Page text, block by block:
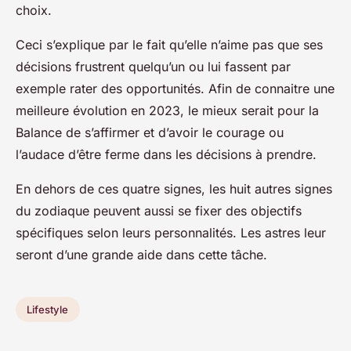
choix.
Ceci s’explique par le fait qu’elle n’aime pas que ses
décisions frustrent quelqu’un ou lui fassent par
exemple rater des opportunités. Afin de connaitre une
meilleure évolution en 2023, le mieux serait pour la
Balance de s’affirmer et d’avoir le courage ou
l’audace d’être ferme dans les décisions à prendre.
En dehors de ces quatre signes, les huit autres signes
du zodiaque peuvent aussi se fixer des objectifs
spécifiques selon leurs personnalités. Les astres leur
seront d’une grande aide dans cette tâche.
Lifestyle